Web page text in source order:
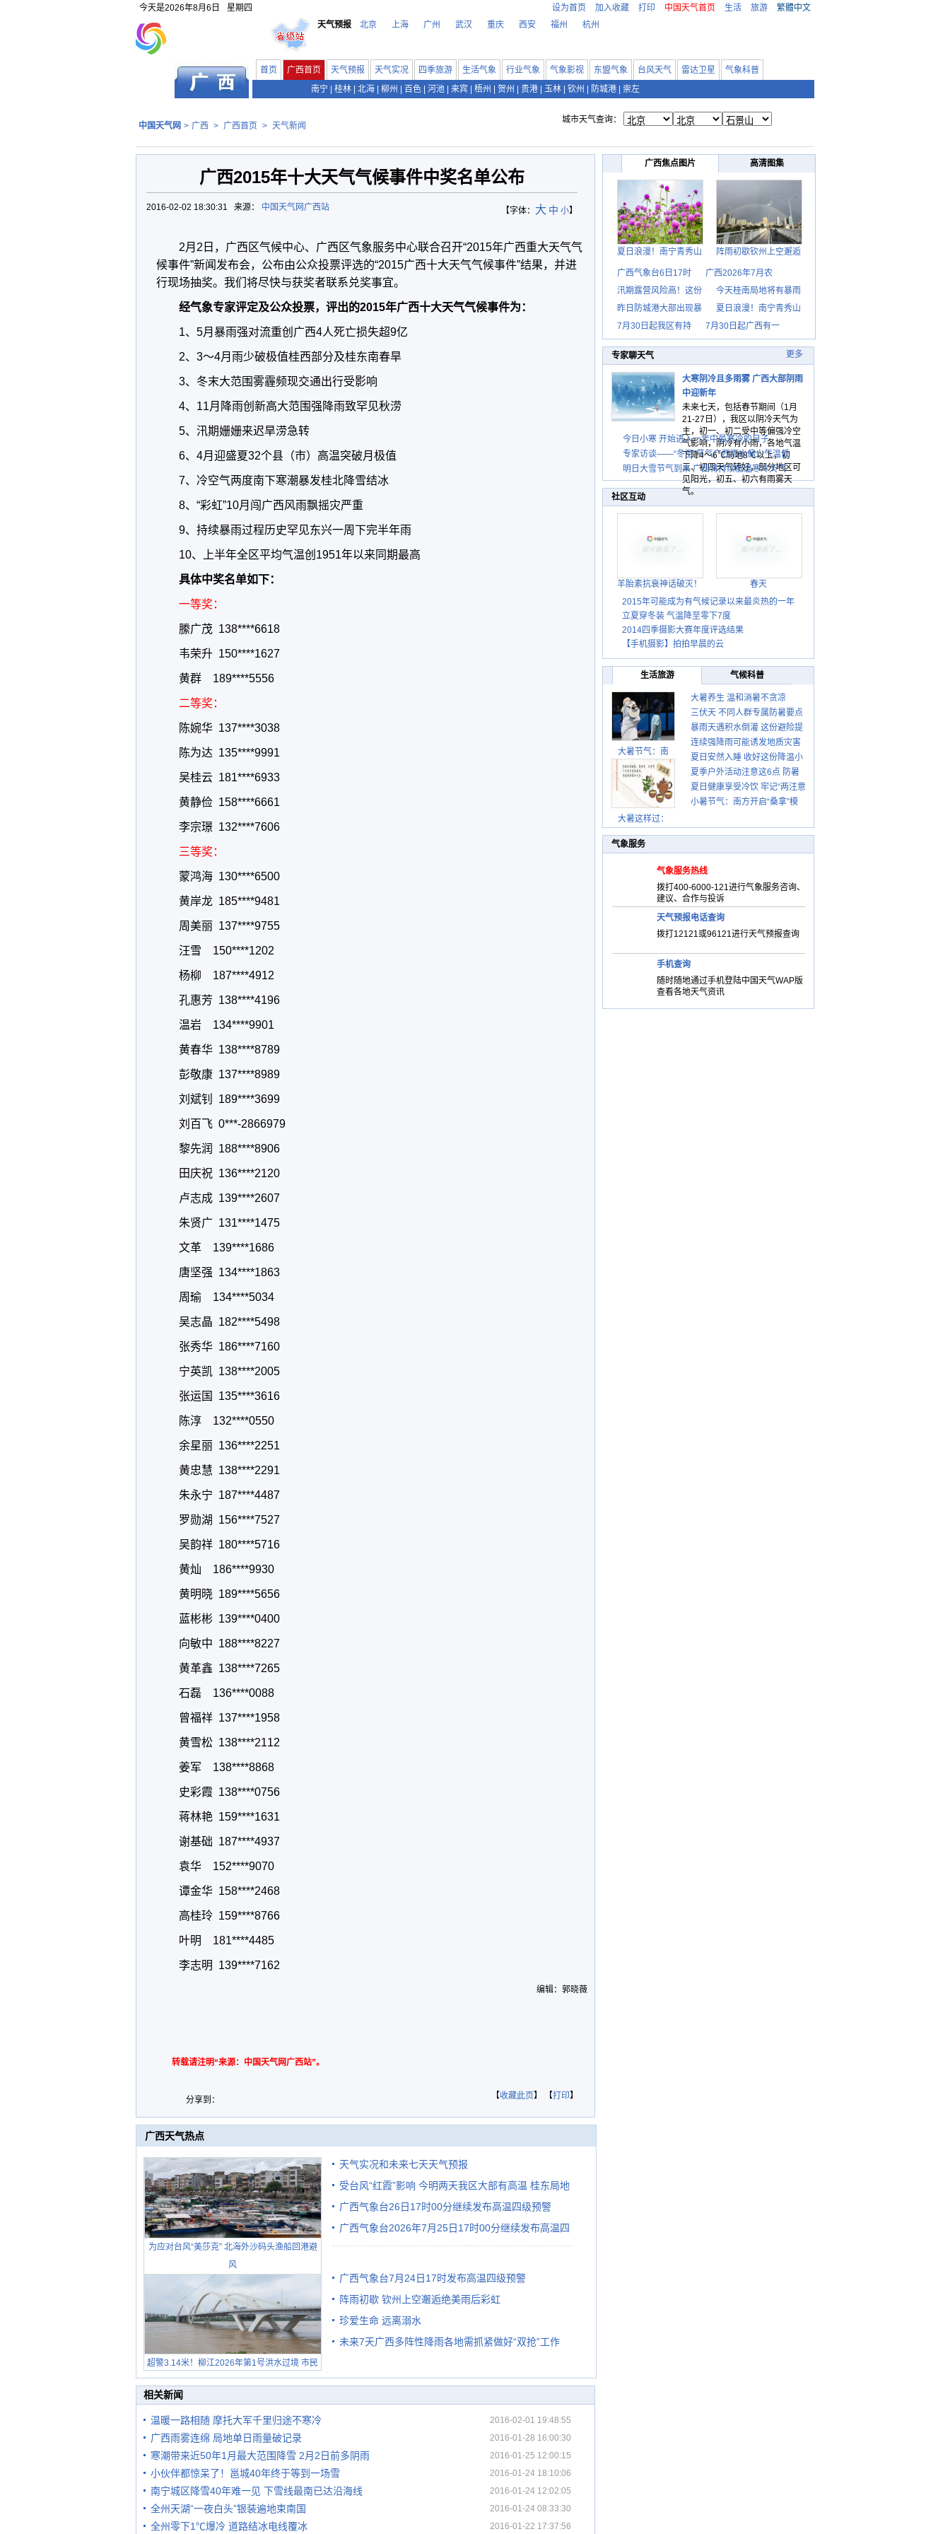
今天是2026年8月6日 星期四 设为首页 加入收藏 打印 中国天气首页 生活 旅游
繁體中文
天气预报
北京 上海 广州 武汉 重庆 西安 福州 杭州
首页 广西首页 天气预报 天气实况 四季旅游 生活气象 行业气象 气象影视 东盟气象 台风天气 雷达卫星
气象科普
南宁
桂林 北海 柳州 百色 河池 来宾 梧州 贺州 贵港 玉林 钦州 防城港 崇左
中国天气网 > 广西 > 广西首页 > 天气新闻
城市天气查询：
广西2015年十大天气气候事件中奖名单公布
【字体： 大 中 小】
2016-02-02 18:30:31 来源： 中国天气网广西站
2月2日，广西区气候中心、广西区气象服务中心联合召开“2015年广西重大天气气
候事件”新闻发布会，公布由公众投票评选的“2015广西十大天气气候事件”结果，并进
行现场抽奖。我们将尽快与获奖者联系兑奖事宜。
经气象专家评定及公众投票，评出的2015年广西十大天气气候事件为：
1、5月暴雨强对流重创广西4人死亡损失超9亿
2、3～4月雨少破极值桂西部分及桂东南春旱
3、冬末大范围雾霾频现交通出行受影响
4、11月降雨创新高大范围强降雨致罕见秋涝
5、汛期姗姗来迟旱涝急转
6、4月迎盛夏32个县（市）高温突破月极值
7、冷空气两度南下寒潮暴发桂北降雪结冰
8、“彩虹”10月闯广西风雨飘摇灾严重
9、持续暴雨过程历史罕见东兴一周下完半年雨
10、上半年全区平均气温创1951年以来同期最高
具体中奖名单如下：
一等奖：
縢广茂 138****6618
韦荣升 150****1627
黄群 189****5556
二等奖：
陈婉华 137****3038
陈为达 135****9991
吴桂云 181****6933
黄静俭 158****6661
李宗璟 132****7606
三等奖：
蒙鸿海 130****6500
黄岸龙 185****9481
周美丽 137****9755
汪雪 150****1202
杨柳 187****4912
孔惠芳 138****4196
温岩 134****9901
黄春华 138****8789
彭敬康 137****8989
刘斌钊 189****3699
刘百飞 0***-2866979
黎先润 188****8906
田庆祝 136****2120
卢志成 139****2607
朱贤广 131****1475
文革 139****1686
唐坚强 134****1863
周瑜 134****5034
吴志晶 182****5498
张秀华 186****7160
宁英凯 138****2005
张运国 135****3616
陈淳 132****0550
余星丽 136****2251
黄忠慧 138****2291
朱永宁 187****4487
罗勋湖 156****7527
吴韵祥 180****5716
黄灿 186****9930
黄明晓 189****5656
蓝彬彬 139****0400
向敏中 188****8227
黄革鑫 138****7265
石磊 136****0088
曾福祥 137****1958
黄雪松 138****2112
姜军 138****8868
史彩霞 138****0756
蒋林艳 159****1631
谢基础 187****4937
袁华 152****9070
谭金华 158****2468
高桂玲 159****8766
叶明 181****4485
李志明 139****7162
编辑：郭晓薇
转载请注明“来源：中国天气网广西站”。
分享到： 【收藏此页】 【打印】
广西天气热点
为应对台风“美莎克” 北海外沙码头渔船回港避
风
超警3.14米！柳江2026年第1号洪水过境 市民
在堤岸见证汛况
天气实况和未来七天天气预报
受台风“红霞”影响 今明两天我区大部有高温 桂东局地
有较强降雨
广西气象台26日17时00分继续发布高温四级预警
广西气象台2026年7月25日17时00分继续发布高温四
广西气象台7月24日17时发布高温四级预警
阵雨初歇 钦州上空邂逅绝美雨后彩虹
珍爱生命 远离溺水
未来7天广西多阵性降雨各地需抓紧做好“双抢”工作
相关新闻
温暖一路相随 摩托大军千里归途不寒冷 2016-02-01 19:48:55
广西雨雾连绵 局地单日雨量破记录 2016-01-28 16:00:30
寒潮带来近50年1月最大范围降雪 2月2日前多阴雨 2016-01-25 12:00:15
小伙伴都惊呆了！邕城40年终于等到一场雪 2016-01-24 18:10:06
南宁城区降雪40年难一见 下雪线最南已达沿海线 2016-01-24 12:02:05
全州天湖“一夜白头”银装遍地束南国 2016-01-24 08:33:30
全州零下1℃爆冷 道路结冰电线覆冰 2016-01-22 17:37:56
广西焦点图片 高清图集
夏日浪漫！南宁青秀山 阵雨初歇钦州上空邂逅
广西气象台6日17时
广西2026年7月农
汛期露营风险高！这份
今天桂南局地将有暴雨
昨日防城港大部出现暴
夏日浪漫！南宁青秀山
7月30日起我区有持
7月30日起广西有一
专家聊天气 更多
大寒阴冷且多雨雾 广西大部阴雨
中迎新年
未来七天，包括春节期间（1月
21-27日），我区以阴冷天气为
主，初一、初二受中等偏强冷空
气影响，阴冷有小雨，各地气温
下降4～6℃局地8℃以上，初
三、初四天气转好，部分地区可
见阳光，初五、初六有雨雾天
气。
今日小寒 开始进入一年中最寒冷的日子
专家访谈——“冬至”节气广西雨水偏少气温低
明日大雪节气到来 广西将持续低温寒冷天气
社区互动
羊胎素抗衰神话破灭！
春天
2015年可能成为有气候记录以来最炎热的一年
立夏穿冬装 气温降至零下7度
2014四季摄影大赛年度评选结果
【手机摄影】拍拍早晨的云
生活旅游 气候科普
大暑节气：南
大暑这样过：
大暑养生 温和消暑不贪凉
三伏天 不同人群专属防暑要点
请收好
暴雨天遇积水倒灌 这份避险提
示请收好
连续强降雨可能诱发地质灾害
这些前兆要知道
夏日安然入睡 收好这份降温小
贴士
夏季户外活动注意这6点 防暑
健身两不误
夏日健康享受冷饮 牢记“两注意
一控制”
小暑节气：南方开启“桑拿”模
气象服务
气象服务热线
拨打400-6000-121进行气象服务咨询、
建议、合作与投诉
天气预报电话查询
拨打12121或96121进行天气预报查询
手机查询
随时随地通过手机登陆中国天气WAP版
查看各地天气资讯